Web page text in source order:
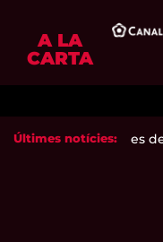
A LA
CARTA
Últimes notícies:
té a punt les zones de